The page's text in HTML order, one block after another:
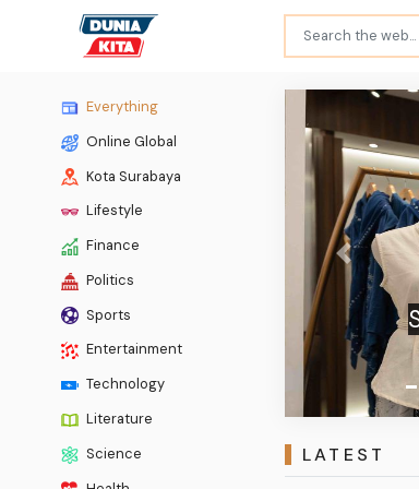
Everything
Online Global
Kota Surabaya
Lifestyle
Finance
Politics
Sports
Entertainment
Technology
Literature
Science
Previous
LATEST